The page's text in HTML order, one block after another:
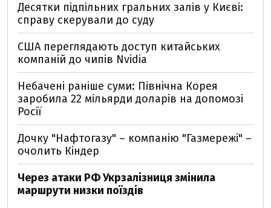
Десятки підпільних гральних залів у Києві:
справу скерували до суду
США переглядають доступ китайських
компаній до чипів Nvidia
Небачені раніше суми: Північна Корея
заробила 22 мільярди доларів на допомозі
Росії
Дочку "Нафтогазу" – компанію "Газмережі" –
очолить Кіндер
Через атаки РФ Укрзалізниця змінила
маршрути низки поїздів